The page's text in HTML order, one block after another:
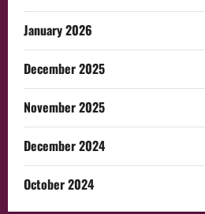
January 2026
December 2025
November 2025
December 2024
October 2024